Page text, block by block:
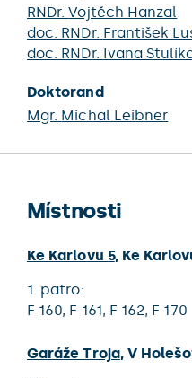
RNDr.Vojtěch Hanzal
doc. RNDr. František
doc. RNDr. Ivana
Doktorand
Mgr. Michal Leibner
Místnosti
Ke Karlovu 5, Ke
1. patro:
F 160, F 161, F 162, F 170
Garáže Troja, V